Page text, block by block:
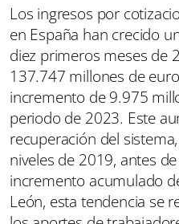
Los ingresos por
en España han crecido
diez primeros meses de
137.747 millones de
incremento de 9.975
periodo de 2023. Este
recuperación del
niveles de 2019, antes
incremento acumulado
León, esta tendencia se